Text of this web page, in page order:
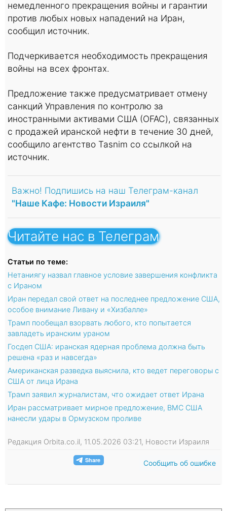
немедленного прекращения войны и гарантии
против любых новых нападений на Иран,
сообщил источник.
Подчеркивается необходимость прекращения
войны на всех фронтах.
Предложение также предусматривает отмену
санкций Управления по контролю за
иностранными активами США (OFAC), связанных
с продажей иранской нефти в течение 30 дней,
сообщило агентство Tasnim со ссылкой на
источник.
Важно! Подпишись на наш Телеграм-канал
"Наше Кафе: Новости Израиля"
Читайте нас в Телеграм
Статьи по теме:
Нетаниягу назвал главное условие завершения конфликта
с Ираном
Иран передал свой ответ на последнее предложение США,
особое внимание Ливану и «Хизбалле»
Трамп пообещал взорвать любого, кто попытается
завладеть иранским ураном
Госдеп США: иранская ядерная проблема должна быть
решена «раз и навсегда»
Американская разведка выяснила, кто ведет переговоры с
США от лица Ирана
Трамп заявил журналистам, что ожидает ответ Ирана
Иран рассматривает мирное предложение, ВМС США
нанесли удары в Ормузском проливе
Редакция Orbita.co.il, 11.05.2026 03:21, Новости Израиля
Сообщить об ошибке